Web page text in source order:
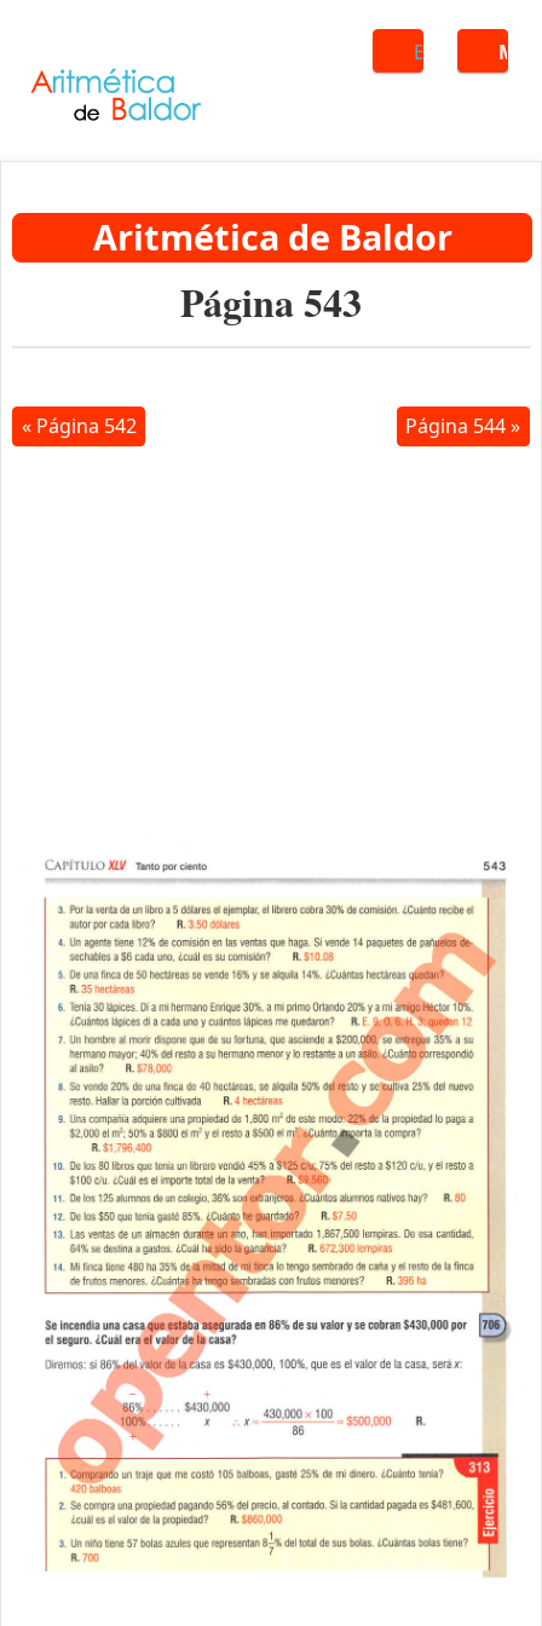
Buscar
Aritmética de Baldor
Página 543
« Página 542 Página 544 »